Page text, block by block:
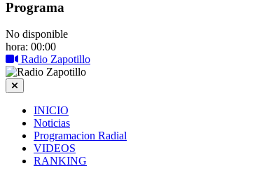
Programa
No disponible
hora: 00:00
Radio Zapotillo
INICIO
Noticias
Programacion Radial
VIDEOS
RANKING